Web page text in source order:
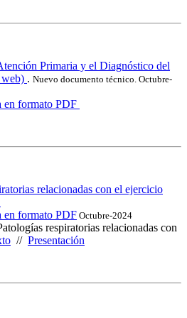
Primaria y el Diagnóstico del
. Nuevo documento técnico. Octubre-
en formato PDF
relacionadas con el ejercicio
en formato PDFOctubre-2024
respiratorias relacionadas con
// Presentación